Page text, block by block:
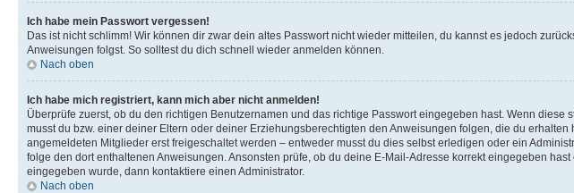
Ich habe mein Passwort vergessen!
Das ist nicht schlimm! Wir können dir zwar dein altes Passwort nicht wieder mitteilen, du kannst es jedoch
Anweisungen folgst. So solltest du dich schnell wieder anmelden können.
Nach oben
Ich habe mich registriert, kann mich aber nicht anmelden!
Überprüfe zuerst, ob du den richtigen Benutzernamen und das richtige Passwort eingegeben hast. Wenn diese
musst du bzw. einer deiner Eltern oder deiner Erziehungsberechtigten den Anweisungen folgen, die du
angemeldeten Mitglieder erst freigeschaltet werden – entweder musst du dies selbst erledigen oder ein
folge den dort enthaltenen Anweisungen. Ansonsten prüfe, ob du deine E-Mail-Adresse korrekt eingegeben
eingegeben wurde, dann kontaktiere einen Administrator.
Nach oben